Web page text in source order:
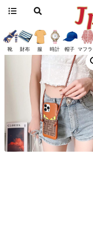
靴 財布 服 時計 帽子 マフラ
ホーム スマホケース フェン
♪iPhone14Pro/14ProMax FF